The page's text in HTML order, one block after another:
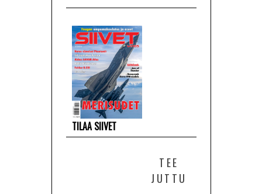
TILAA SIIVET
TEE
JUTTU